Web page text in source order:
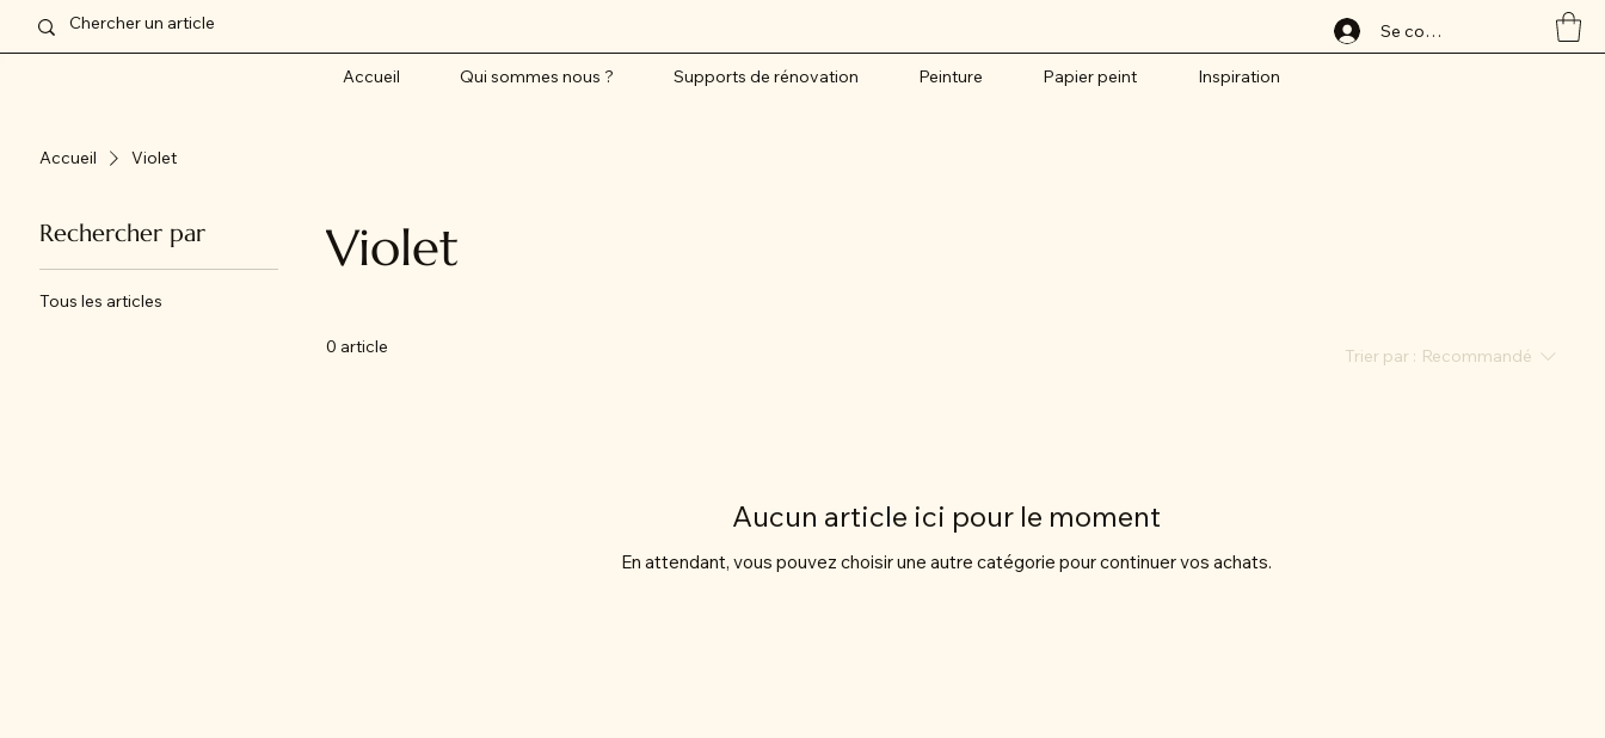
Se connecter
Accueil Qui sommes nous ? Supports de rénovation Peinture Papier peint Inspiration
Accueil Violet
Rechercher par
Tous les articles
Violet
0 article Trier par : Recommandé
Aucun article ici pour le moment
En attendant, vous pouvez choisir une autre catégorie pour continuer vos achats.